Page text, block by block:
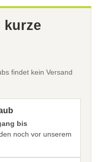
kurze
findet kein Versand
bis
noch vor unserem